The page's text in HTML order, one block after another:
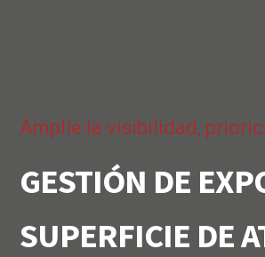
Amplíe la visibilidad,
GESTIÓN DE
SUPERFICIE DE